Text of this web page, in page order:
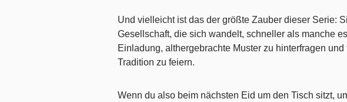
Und vielleicht ist das der größte Zauber dieser Serie:
Gesellschaft, die sich wandelt, schneller als manche
Einladung, althergebrachte Muster zu hinterfragen
Tradition zu feiern.
Wenn du also beim nächsten Eid um den Tisch sitzt,